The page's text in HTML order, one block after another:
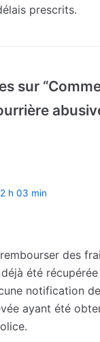
prescrits.
sur
h 03 min
des
été récupérée
notification
ayant été